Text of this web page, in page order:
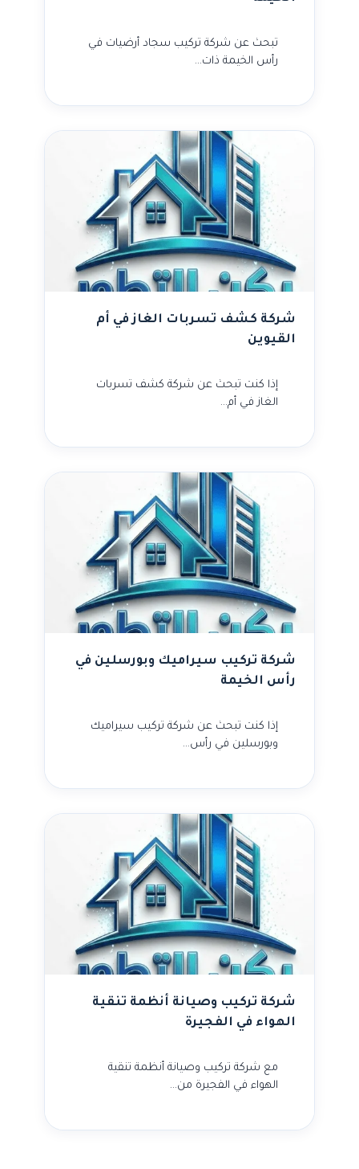
تبحث عن شركة تركيب سجاد أرضيات في
رأس الخيمة ذات…
شركة كشف تسربات الغاز في أم
القيوين
إذا كنت تبحث عن شركة كشف تسربات
الغاز في أم…
شركة تركيب سيراميك وبورسلين في
رأس الخيمة
إذا كنت تبحث عن شركة تركيب سيراميك
وبورسلين في رأس…
شركة تركيب وصيانة أنظمة تنقية
الهواء في الفجيرة
مع شركة تركيب وصيانة أنظمة تنقية
الهواء في الفجيرة من…